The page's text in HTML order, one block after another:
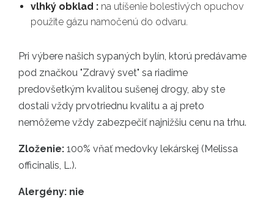
vlhký obklad : na utíšenie bolestivých opuchov
použite gázu namočenú do odvaru.
Pri výbere našich sypaných bylín, ktorú predávame
pod značkou "Zdravý svet" sa riadime
predovšetkým kvalitou sušenej drogy, aby ste
dostali vždy prvotriednu kvalitu a aj preto
nemôžeme vždy zabezpečiť najnižšiu cenu na trhu.
Zloženie: 100% vňať medovky lekárskej (Melissa
officinalis, L.).
Alergény: nie